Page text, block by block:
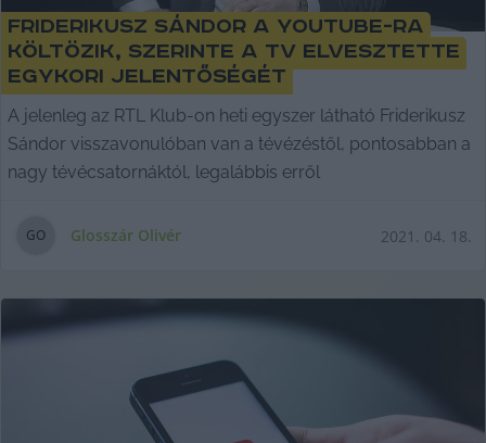
Friderikusz Sándor a YouTube-ra
költözik, szerinte a TV elvesztette
egykori jelentőségét
A jelenleg az RTL Klub-on heti egyszer látható Friderikusz
Sándor visszavonulóban van a tévézéstől, pontosabban a
nagy tévécsatornáktól, legalábbis erről
GO Glosszár Olivér 2021. 04. 18.